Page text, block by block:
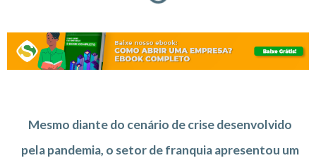
Mesmo diante do cenário de crise desenvolvido
pela pandemia, o setor de franquia apresentou um